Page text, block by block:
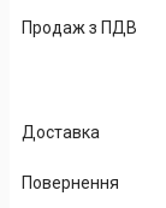
Продаж з ПДВ
Доставка
Повернення